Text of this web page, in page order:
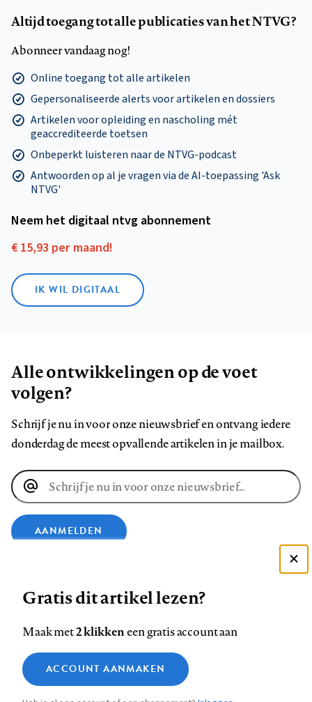
Altijd toegang tot alle publicaties van het NTVG?
Abonneer vandaag nog!
Online toegang tot alle artikelen
Gepersonaliseerde alerts voor artikelen en dossiers
Artikelen voor opleiding en nascholing mét
geaccrediteerde toetsen
Onbeperkt luisteren naar de NTVG-podcast
Antwoorden op al je vragen via de AI-toepassing 'Ask
NTVG'
Neem het digitaal ntvg abonnement
€ 15,93 per maand!
IK WIL DIGITAAL
Alle ontwikkelingen op de voet
volgen?
Schrijf je nu in voor onze nieuwsbrief en ontvang iedere
donderdag de meest opvallende artikelen in je mailbox.
E-
mailadres
AANMELDEN
op
Facebook
op
LinkedIn
op
Bluesky
ons
op
InstagramYouTube
Footer
Contact Colofon Disclaimer Privacy
Medische vragen verdienen
betrouwbare antwoorden
Zie onze cookie policy
Analytische cookies
Gratis dit artikel lezen?
Maak met2 klikkeneen gratis account aan
ACCOUNT AANMAKEN